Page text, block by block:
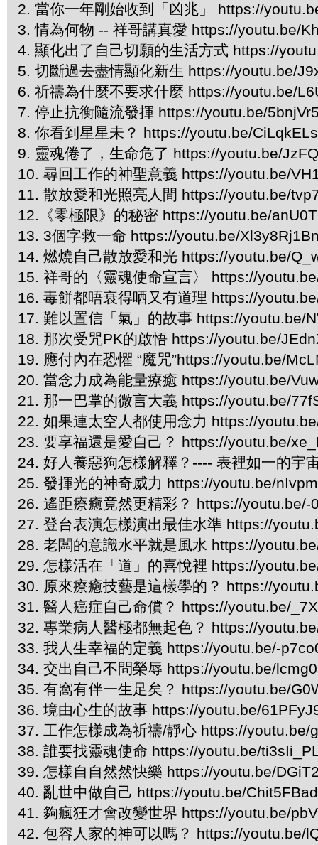
2. 當你一年剛始收到「凶兆」 https://
3. 情為何物 -- 祥哥講真愛 https://youtu.be/
4. 顯化出了自己切願的生活方式 https://
5. 切斷過去盡情顯化新生 https://youtu.be/
6. 祈禱為什麼不要求什麼 https://youtu.be/
7. 停止抗衡隨流發揮 https://youtu.be/
8. 你看到星星未？ https://youtu.be/
9. 靈魂倦了，生命危了 https://youtu.be/
10. 尋回工作的神聖意義 https://youtu.be/
11. 散放愛和光照亮人間 https://youtu.be/
12.《零極限》的秘密 https://youtu.be/
13. 3個字救一命 https://youtu.be/
14. 燃燒自己散放愛和光 https://youtu.be/
15. 祥哥的〈靈魂使命宣言〉 https://
16. 毒餅都唔衰得哂又有道理 https://
17. 難以置信「氣」的故事 https://youtu.be/
18. 那次受咒PK的啟悟 https://youtu.be/
19. 應付內在恐懼 “魔咒”https://youtu.be/
20. 當念力成為能量療癒 https://youtu.be/
21. 那一巴掌的微言大義 https://youtu.be/
22. 如果連太空人都使用念力 https://
23. 要享福還是愛自己？ https://youtu.be/
24. 好人養惡狗怎樣解釋？---- 表裡如一的宇
25. 發揮光的神奇威力 https://youtu.be/
26. 遙距療癒竟然更精彩？ https://youtu.be/-
27. 登台表演怎樣演出最佳水準 https://
28. 老闆的意識水平就是風水 https://
29. 怎樣活在「道」的喜悅裡 https://
30. 原來療癒技藝是這樣學的？ https://
31. 醫人癌症自己命償？ https://youtu.be/
32. 專業病人醫極都無起色？ https://
33. 我人生幸福的定義 https://youtu.be/-
34. 交出自己不問榮辱 https://youtu.be/
35. 有窩有伴一生足矣？ https://youtu.be/
36. 境由心生的故事 https://youtu.be/
37. 工作怎樣成為祈禱/靜心 https://youtu.be/
38. 誰要找靈魂使命 https://youtu.be/
39. 怎樣自自然然快樂 https://youtu.be/
40. 亂世中做自己 https://youtu.be/
41. 夠瘋狂才會改變世界 https://youtu.be/
42. 包容人家的神可以嗎？ https://youtu.be/